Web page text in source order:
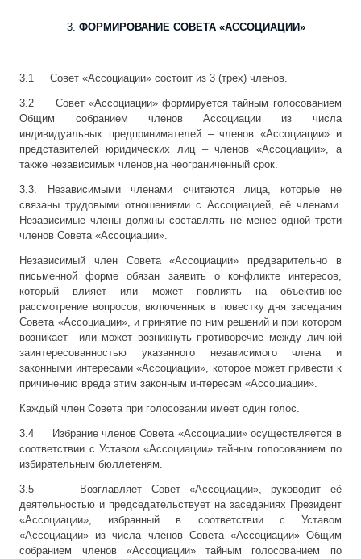
ФОРМИРОВАНИЕ СОВЕТА «АССОЦИАЦИИ»
3.1 Совет «Ассоциации» состоит из 3 (трех) членов.
3.2 Совет «Ассоциации» формируется тайным голосованием
Общим собранием членов Ассоциации из числа
индивидуальных предпринимателей – членов «Ассоциации» и
представителей юридических лиц – членов «Ассоциации», а
также независимых членов,на неограниченный срок.
3.3. Независимыми членами считаются лица, которые не
связаны трудовыми отношениями с Ассоциацией, её членами.
Независимые члены должны составлять не менее одной трети
членов Совета «Ассоциации».
Независимый член Совета «Ассоциации» предварительно в
письменной форме обязан заявить о конфликте интересов,
который влияет или может повлиять на объективное
рассмотрение вопросов, включенных в повестку дня заседания
Совета «Ассоциации», и принятие по ним решений и при котором
возникает или может возникнуть противоречие между личной
заинтересованностью указанного независимого члена и
законными интересами «Ассоциации», которое может привести к
причинению вреда этим законным интересам «Ассоциации».
Каждый член Совета при голосовании имеет один голос.
3.4 Избрание членов Совета «Ассоциации» осуществляется в
соответствии с Уставом «Ассоциации» тайным голосованием по
избирательным бюллетеням.
3.5 Возглавляет Совет «Ассоциации», руководит её
деятельностью и председательствует на заседаниях Президент
«Ассоциации», избранный в соответствии с Уставом
«Ассоциации» из числа членов Совета «Ассоциации» Общим
собранием членов «Ассоциации» тайным голосованием по